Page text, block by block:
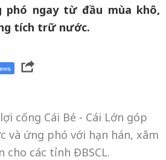
phó ngay từ đầu mùa khô,
tích trữ nước.
cống Cái Bé - Cái Lớn góp
và ứng phó với hạn hán, xâm
cho các tỉnh ĐBSCL.